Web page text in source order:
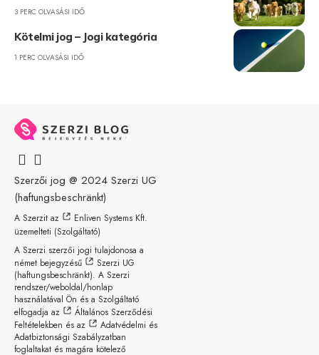
3 PERC OLVASÁSI IDŐ
Kötelmi jog – Jogi kategória
1 PERC OLVASÁSI IDŐ
Szerzői jog @ 2024 Szerzi UG
(haftungsbeschränkt)
A Szerzit az
Enliven Systems Kft.
üzemelteti (Szolgáltató)
A Szerzi szerzői jogi tulajdonosa a
német bejegyzésű
Szerzi UG
(haftungsbeschränkt). A Szerzi
rendszer/weboldal/honlap
használatával Ön és a Szolgáltató
elfogadja az
Általános Szerződési
Feltételekben és az
Adatvédelmi és
Adatbiztonsági Szabályzatban
foglaltakat és magára kötelező